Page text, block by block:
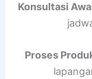
Konsultasi
Proses